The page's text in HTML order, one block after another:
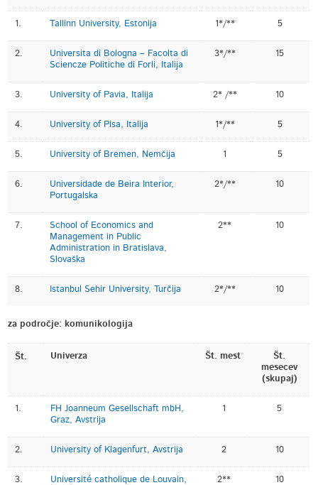
1. Tallinn University, Estonija 1*/** 5
2.
Universita di Bologna – Facolta di
Sciencze Politiche di Forli, Italija
3*/** 15
3. University of Pavia, Italija 2* /** 10
4. University of Pisa, Italija 1*/** 5
5. University of Bremen, Nemčija 1 5
6.
Universidade de Beira Interior,
Portugalska
2*/** 10
7.
School of Economics and
Management in Public
Administration in Bratislava,
Slovaška
2** 10
8. Istanbul Sehir University, Turčija 2*/** 10
za področje: komunikologija
Št. Univerza Št. mest
Št.
mesecev
(skupaj)
1.
FH Joanneum Gesellschaft mbH,
Graz, Avstrija
1 5
2. University of Klagenfurt, Avstrija 2 10
3.
Université catholique de Louvain,
2** 10